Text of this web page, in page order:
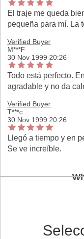
El traje me queda
pequeña para mí. La
Verified Buyer
M***F
30 Nov 1999 20:26
Todo está perfecto.
agradable y no da
Verified Buyer
T***c
30 Nov 1999 20:26
Llegó a tiempo y en
Se ve increíble.